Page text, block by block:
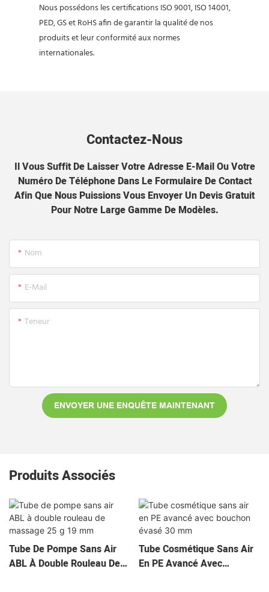
Nous possédons les certifications ISO 9001, ISO 14001,
PED, GS et RoHS afin de garantir la qualité de nos
produits et leur conformité aux normes
internationales.
Contactez-Nous
Il Vous Suffit De Laisser Votre Adresse E-Mail Ou Votre
Numéro De Téléphone Dans Le Formulaire De Contact
Afin Que Nous Puissions Vous Envoyer Un Devis Gratuit
Pour Notre Large Gamme De Modèles.
Nom
E-Mail
Teneur
ENVOYER UNE ENQUÊTE MAINTENANT
Produits Associés
Tube De Pompe Sans Air
ABL À Double Rouleau De
Tube Cosmétique Sans Air
En PE Avancé Avec